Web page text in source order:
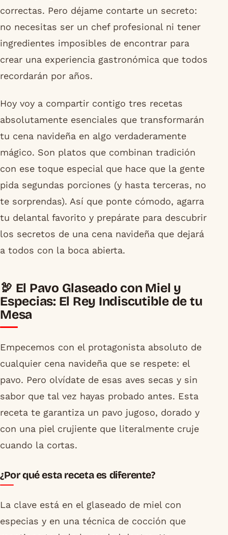
correctas. Pero déjame contarte un secreto:
no necesitas ser un chef profesional ni tener
ingredientes imposibles de encontrar para
crear una experiencia gastronómica que todos
recordarán por años.
Hoy voy a compartir contigo tres recetas
absolutamente esenciales que transformarán
tu cena navideña en algo verdaderamente
mágico. Son platos que combinan tradición
con ese toque especial que hace que la gente
pida segundas porciones (y hasta terceras, no
te sorprendas). Así que ponte cómodo, agarra
tu delantal favorito y prepárate para descubrir
los secretos de una cena navideña que dejará
a todos con la boca abierta.
🦃 El Pavo Glaseado con Miel y
Especias: El Rey Indiscutible de tu
Mesa
Empecemos con el protagonista absoluto de
cualquier cena navideña que se respete: el
pavo. Pero olvídate de esas aves secas y sin
sabor que tal vez hayas probado antes. Esta
receta te garantiza un pavo jugoso, dorado y
con una piel crujiente que literalmente cruje
cuando la cortas.
¿Por qué esta receta es diferente?
La clave está en el glaseado de miel con
especias y en una técnica de cocción que